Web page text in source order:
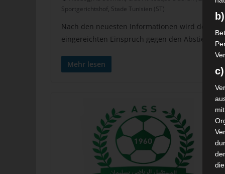
Sportgerichtshof, Stade Tunisien (ST)
Nach den neuesten Informationen wird der
eingereichten Einspruch gegen den Abstieg in die
Mehr lesen